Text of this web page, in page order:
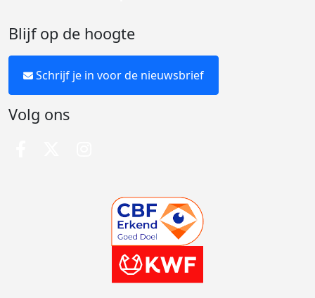
Blijf op de hoogte
Schrijf je in voor de nieuwsbrief
Volg ons